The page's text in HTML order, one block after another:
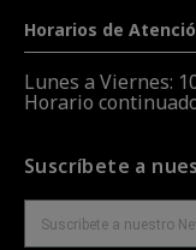
Horarios de
Lunes a Viernes:
Horario
Suscríbete a